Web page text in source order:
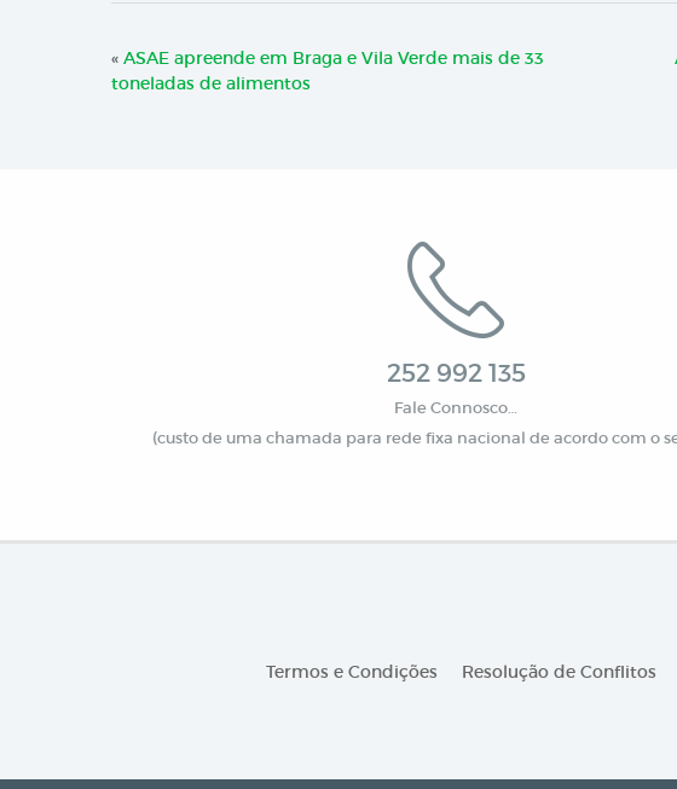
« ASAE apreende em Braga e Vila Verde mais de 33
toneladas de alimentos
252 992 135
Fale Connosco…
(custo de uma chamada para rede fixa nacional de acordo com o
Termos e Condições Resolução de Conflitos